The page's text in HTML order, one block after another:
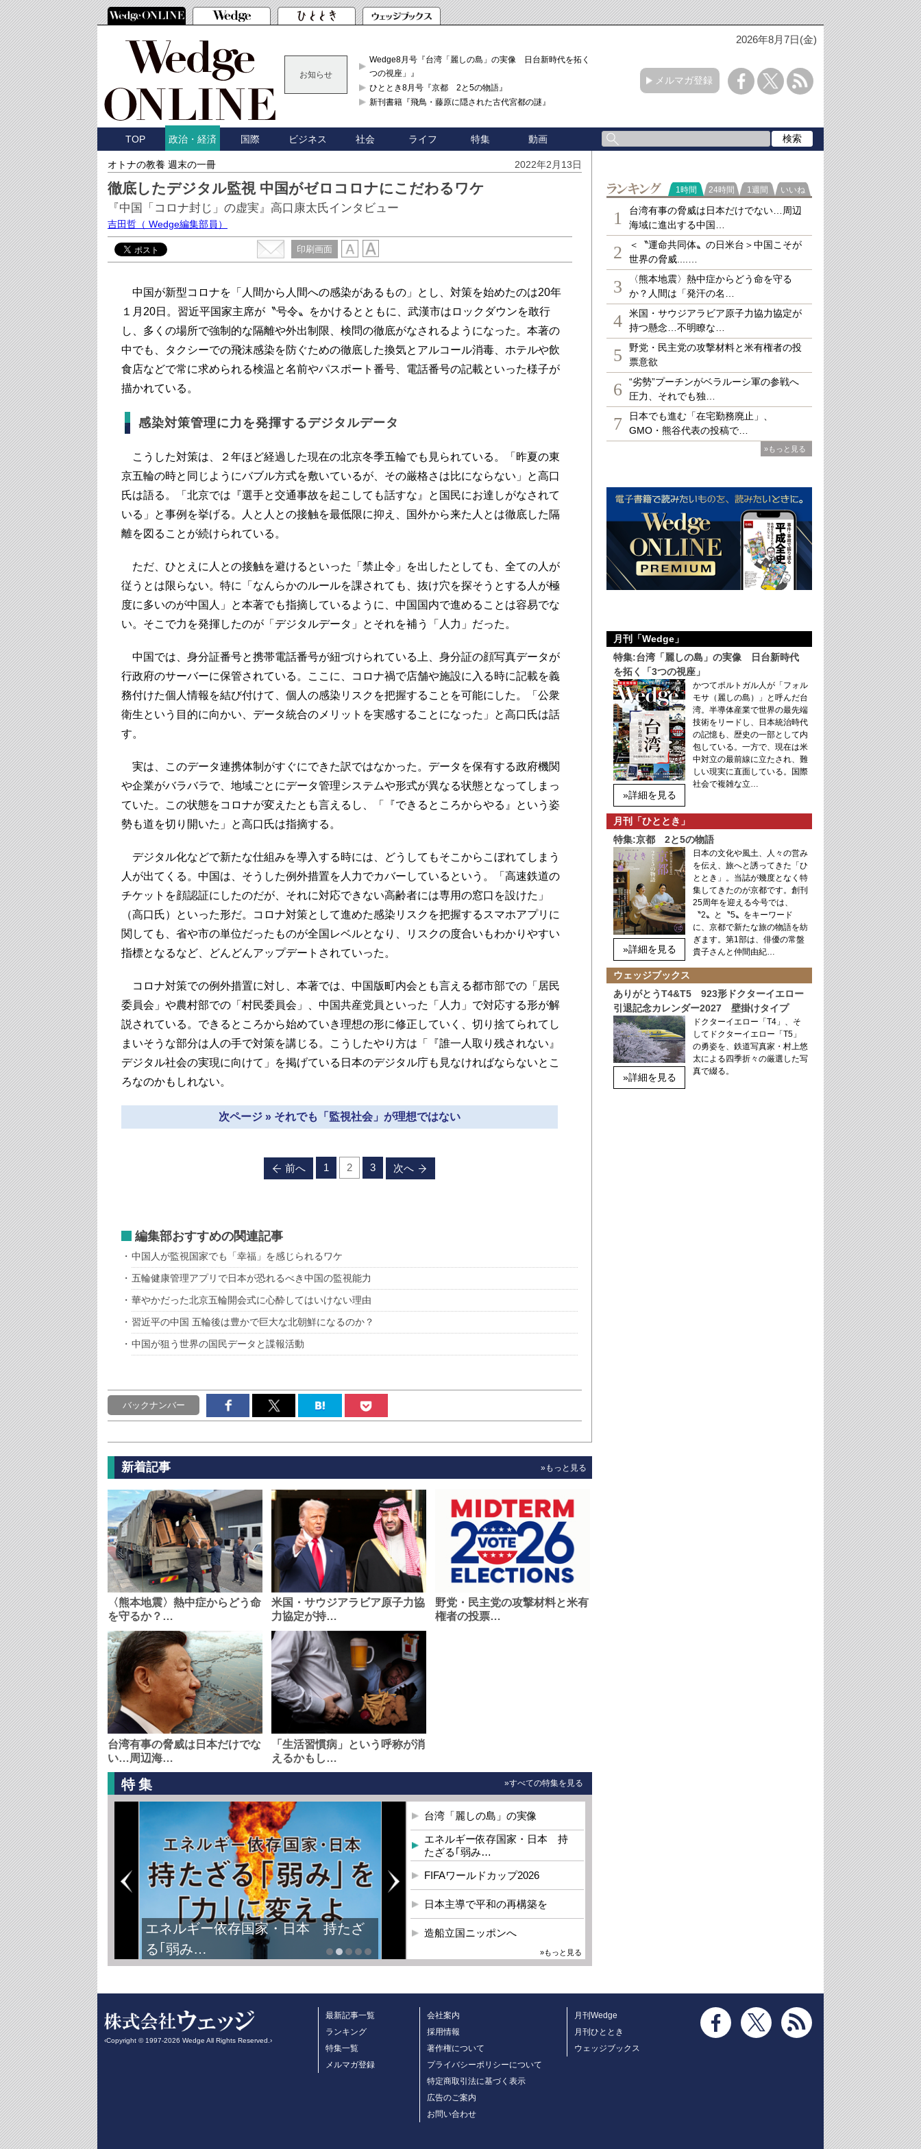
2026年8月7日(金)
お知らせ
Wedge8月号『台湾「麗しの島」の実像 日台新時代を拓く「3
つの視座」』
ひととき8月号『京都 2と5の物語』
新刊書籍『飛鳥・藤原に隠された古代宮都の謎』
メルマガ登録
TOP 政治・経済 国際 ビジネス 社会 ライフ 特集 動画
オトナの教養 週末の一冊 2022年2月13日
徹底したデジタル監視 中国がゼロコロナにこだわるワケ
『中国「コロナ封じ」の虚実』高口康太氏インタビュー
吉田哲 （ Wedge編集部員）
印刷画面
中国が新型コロナを「人間から人間への感染があるもの」とし、対策を始めたのは20年
１月20日。習近平国家主席が〝号令〟をかけるとともに、武漢市はロックダウンを敢行
し、多くの場所で強制的な隔離や外出制限、検問の徹底がなされるようになった。本著の
中でも、タクシーでの飛沫感染を防ぐための徹底した換気とアルコール消毒、ホテルや飲
食店などで常に求められる検温と名前やパスポート番号、電話番号の記載といった様子が
描かれている。
感染対策管理に力を発揮するデジタルデータ
こうした対策は、２年ほど経過した現在の北京冬季五輪でも見られている。「昨夏の東
京五輪の時と同じようにバブル方式を敷いているが、その厳格さは比にならない」と高口
氏は語る。「北京では『選手と交通事故を起こしても話すな』と国民にお達しがなされて
いる」と事例を挙げる。人と人との接触を最低限に抑え、国外から来た人とは徹底した隔
離を図ることが続けられている。
ただ、ひとえに人との接触を避けるといった「禁止令」を出したとしても、全ての人が
従うとは限らない。特に「なんらかのルールを課されても、抜け穴を探そうとする人が極
度に多いのが中国人」と本著でも指摘しているように、中国国内で進めることは容易でな
い。そこで力を発揮したのが「デジタルデータ」とそれを補う「人力」だった。
中国では、身分証番号と携帯電話番号が紐づけられている上、身分証の顔写真データが
行政府のサーバーに保管されている。ここに、コロナ禍で店舗や施設に入る時に記載を義
務付けた個人情報を結び付けて、個人の感染リスクを把握することを可能にした。「公衆
衛生という目的に向かい、データ統合のメリットを実感することになった」と高口氏は話
す。
実は、このデータ連携体制がすぐにできた訳ではなかった。データを保有する政府機関
や企業がバラバラで、地域ごとにデータ管理システムや形式が異なる状態となってしまっ
ていた。この状態をコロナが変えたとも言えるし、「『できるところからやる』という姿
勢も道を切り開いた」と高口氏は指摘する。
デジタル化などで新たな仕組みを導入する時には、どうしてもそこからこぼれてしまう
人が出てくる。中国は、そうした例外措置を人力でカバーしているという。「高速鉄道の
チケットを顔認証にしたのだが、それに対応できない高齢者には専用の窓口を設けた」
（高口氏）といった形だ。コロナ対策として進めた感染リスクを把握するスマホアプリに
関しても、省や市の単位だったものが全国レベルとなり、リスクの度合いもわかりやすい
指標となるなど、どんどんアップデートされていった。
コロナ対策での例外措置に対し、本著では、中国版町内会とも言える都市部での「居民
委員会」や農村部での「村民委員会」、中国共産党員といった「人力」で対応する形が解
説されている。できるところから始めていき理想の形に修正していく、切り捨てられてし
まいそうな部分は人の手で対策を講じる。こうしたやり方は「『誰一人取り残されない』
デジタル社会の実現に向けて」を掲げている日本のデジタル庁も見なければならないとこ
ろなのかもしれない。
次ページ » それでも「監視社会」が理想ではない
前へ 1 2 3 次へ
編集部おすすめの関連記事
中国人が監視国家でも「幸福」を感じられるワケ
五輪健康管理アプリで日本が恐れるべき中国の監視能力
華やかだった北京五輪開会式に心酔してはいけない理由
習近平の中国 五輪後は豊かで巨大な北朝鮮になるのか？
中国が狙う世界の国民データと諜報活動
バックナンバー
新着記事 »もっと見る
〈熊本地震〉熱中症からどう命
を守るか？…
米国・サウジアラビア原子力協
力協定が持…
野党・民主党の攻撃材料と米有
権者の投票…
台湾有事の脅威は日本だけでな
い…周辺海…
「生活習慣病」という呼称が消
えるかもし…
特集 »すべての特集を見る
エネルギー依存国家・日本 持たざ
る｢弱み…
台湾「麗しの島」の実像
エネルギー依存国家・日本 持
たざる｢弱み…
FIFAワールドカップ2026
日本主導で平和の再構築を
造船立国ニッポンへ
»もっと見る
ランキング
1時間 24時間 1週間 いいね
1
台湾有事の脅威は日本だけでない…周辺
海域に進出する中国…
2
＜〝運命共同体〟の日米台＞中国こそが
世界の脅威....…
3
〈熊本地震〉熱中症からどう命を守る
か？人間は「発汗の名…
4
米国・サウジアラビア原子力協力協定が
持つ懸念…不明瞭な…
5
野党・民主党の攻撃材料と米有権者の投
票意欲
6
“劣勢”プーチンがベラルーシ軍の参戦へ
圧力、それでも独…
7
日本でも進む「在宅勤務廃止」、
GMO・熊谷代表の投稿で…
»もっと見る
月刊「Wedge」
特集:台湾「麗しの島」の実像 日台新時代
を拓く「3つの視座」
»詳細を見る
かつてポルトガル人が「フォル
モサ（麗しの島）」と呼んだ台
湾。半導体産業で世界の最先端
技術をリードし、日本統治時代
の記憶も、歴史の一部として内
包している。一方で、現在は米
中対立の最前線に立たされ、難
しい現実に直面している。国際
社会で複雑な立…
月刊「ひととき」
特集:京都 2と5の物語
»詳細を見る
日本の文化や風土、人々の営み
を伝え、旅へと誘ってきた「ひ
ととき」。当誌が幾度となく特
集してきたのが京都です。創刊
25周年を迎える今号では、
〝2〟と〝5〟をキーワード
に、京都で新たな旅の物語を紡
ぎます。第1部は、俳優の常盤
貴子さんと仲間由紀…
ウェッジブックス
ありがとうT4&T5 923形ドクターイエロー
引退記念カレンダー2027 壁掛けタイプ
»詳細を見る
ドクターイエロー「T4」、そ
してドクターイエロー「T5」
の勇姿を、鉄道写真家・村上悠
太による四季折々の厳選した写
真で綴る。
‹Copyright © 1997-2026 Wedge All Rights Reserved.›
最新記事一覧
ランキング
特集一覧
メルマガ登録
会社案内
採用情報
著作権について
プライバシーポリシーについて
特定商取引法に基づく表示
広告のご案内
お問い合わせ
月刊Wedge
月刊ひととき
ウェッジブックス